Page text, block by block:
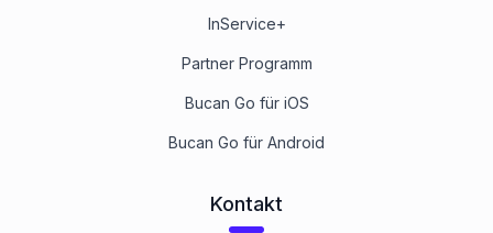
InService+
Partner Programm
Bucan Go für iOS
Bucan Go für Android
Kontakt